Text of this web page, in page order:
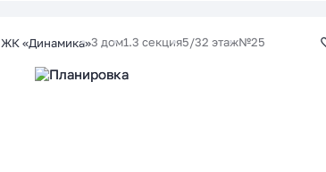
ЖК «Динамика»3 дом1.3 секция5/32 этаж№25